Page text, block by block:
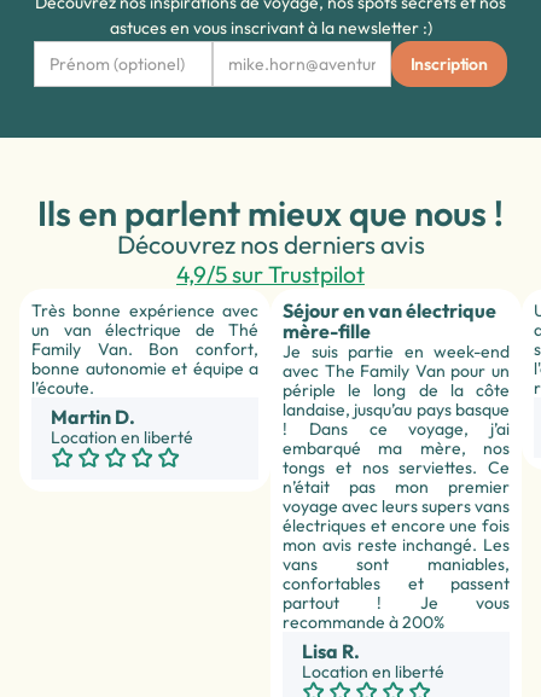
astuces en vous inscrivant à la newsletter :)
Ils en parlent mieux que nous !
Découvrez nos derniers avis
4,9/5 sur Trustpilot
Très bonne expérience avec
un van électrique de Thé
Family Van. Bon confort,
bonne autonomie et équipe a
l’écoute.
Martin D.
Location en liberté
Séjour en van électrique
mère-fille
Je suis partie en week-end
avec The Family Van pour un
périple le long de la côte
landaise, jusqu’au pays basque
! Dans ce voyage, j’ai
embarqué ma mère, nos
tongs et nos serviettes. Ce
n’était pas mon premier
voyage avec leurs supers vans
électriques et encore une fois
mon avis reste inchangé. Les
vans sont maniables,
confortables et passent
partout ! Je vous
recommande à 200%
Lisa R.
Location en liberté